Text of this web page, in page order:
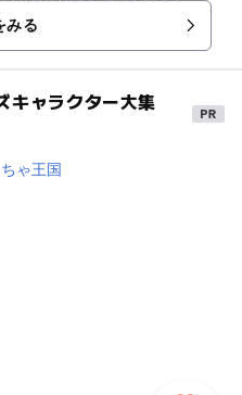
みる
ャラクター大集